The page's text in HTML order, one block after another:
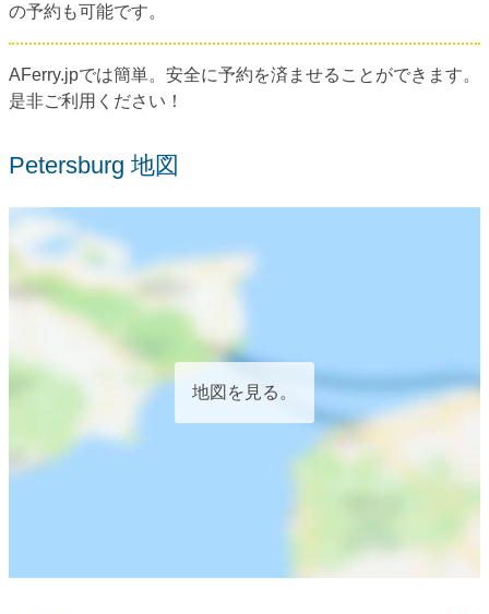
の予約も可能です。
AFerry.jpでは簡単。安全に予約を済ませることができます。
是非ご利用ください！
Petersburg 地図
地図を見る。